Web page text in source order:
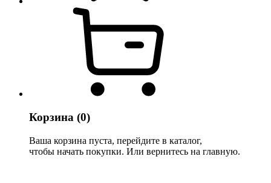
Корзина (0)
Ваша корзина пуста, перейдите в каталог,
чтобы начать покупки. Или вернитесь на главную.